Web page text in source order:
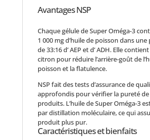
Avantages NSP
Chaque gélule de Super Oméga-3
1 000 mg d’huile de poisson dans
de 33:16 d’ AEP et d’ ADH. Elle
citron pour réduire l’arrière-goût de
poisson et la flatulence.
NSP fait des tests d’assurance de
approfondis pour vérifier la pureté de
produits. L’huile de Super Oméga-3
par distillation moléculaire, ce qui
produit plus pur.
Caractéristiques et bienfaits